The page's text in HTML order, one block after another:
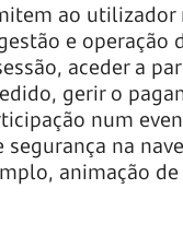
ao
e operação
aceder a
gerir o
num
na
animação